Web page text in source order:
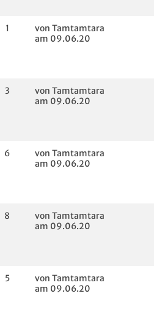
1
von Tamtamtara
am 09.06.20
3
von Tamtamtara
am 09.06.20
6
von Tamtamtara
am 09.06.20
8
von Tamtamtara
am 09.06.20
5
von Tamtamtara
am 09.06.20